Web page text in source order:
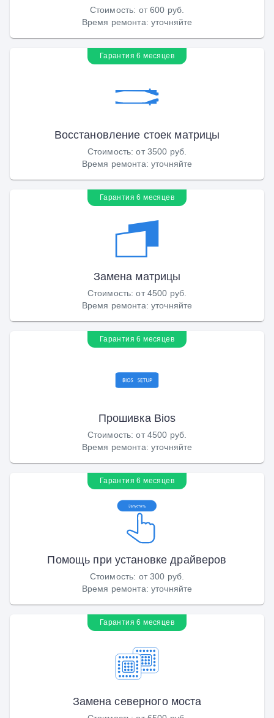
Стоимость: от 600 руб.
Время ремонта: уточняйте
Гарантия 6 месяцев
Восстановление стоек матрицы
Стоимость:от 3500 руб.
Время ремонта: уточняйте
Гарантия 6 месяцев
Замена матрицы
Стоимость:от 4500 руб.
Время ремонта: уточняйте
Гарантия 6 месяцев
Прошивка Bios
Стоимость:от 4500 руб.
Время ремонта: уточняйте
Гарантия 6 месяцев
Помощь при установке драйверов
Стоимость: от 300 руб.
Время ремонта: уточняйте
Гарантия 6 месяцев
Замена северного моста